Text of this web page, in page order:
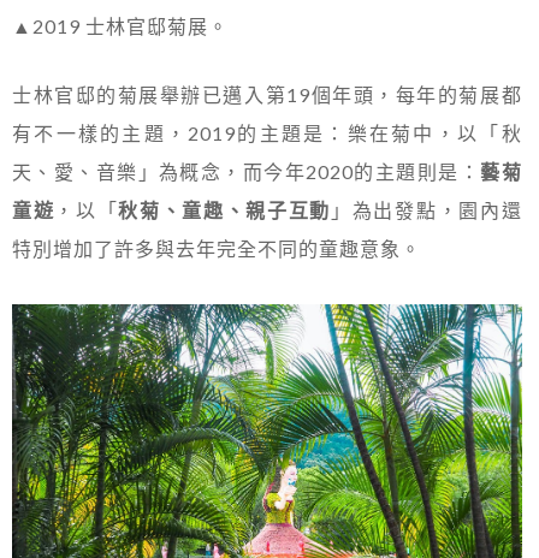
▲2019 士林官邸菊展。
士林官邸的菊展舉辦已邁入第19個年頭，每年的菊展都
有不一樣的主題，2019的主題是：樂在菊中，以「秋
天、愛、音樂」為概念，而今年2020的主題則是：藝菊
童遊 ，以「秋菊、童趣、親子互動 」為出發點，園內還
特別增加了許多與去年完全不同的童趣意象。